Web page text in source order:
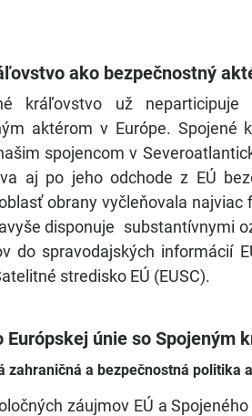
ako bezpečnostný
kráľovstvo už
aktérom v Európe.
spojencom v
aj po jeho odchode z EÚ
obrany vyčleňovala najviac
disponuje substantívnymi
do spravodajských informácií
stredisko EÚ (EUSC).
Európskej únie so Spojeným
zahraničná a bezpečnostná politika
záujmov EÚ a